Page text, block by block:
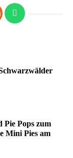
Pie Pops zum
Mini Pies am